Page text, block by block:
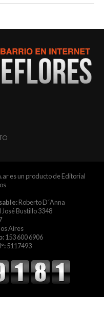
es un producto de Editorial
Roberto D´Anna
José Bustillo 3348
Aires
153 600 6906
5117493